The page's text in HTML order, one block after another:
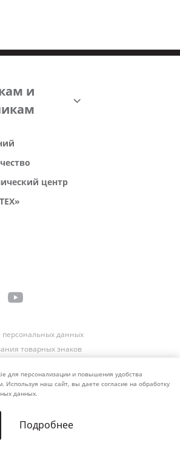
и
центр
персональных данных
товарных знаков
Все права защищены
для персонализации и повышения удобства
Используя наш сайт, вы даете согласие на обработку
данных.
Подробнее